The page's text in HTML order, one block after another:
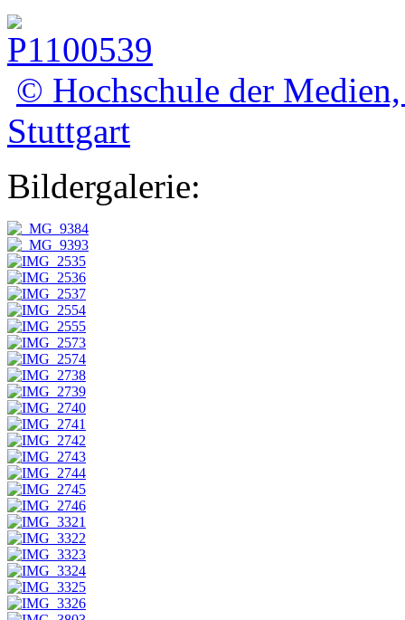
© Hochschule der
Stuttgart
Bildergalerie: